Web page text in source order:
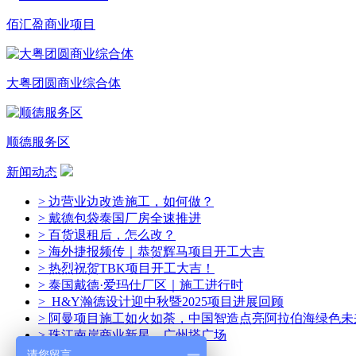
佰汇盈商业项目
大粤团圆商业综合体
顺德服务区
新闻动态
> 边营业边改造施工，如何做？
> 戴德包袋泰国厂房全速推进
> 百货退租后，怎么改？
> 海外捷报频传｜恭贺辉马项目开工大吉
> 热烈祝贺TBK项目开工大吉！
> 泰国戴德·爱玛仕厂区｜施工进行时
> H&Y瀚德设计迎中秋暨2025项目进展回顾
> 阿曼项目施工如火如荼，中国智造点亮阿拉伯海绿色未
> 珠江南岸商业新星—广州塔广场